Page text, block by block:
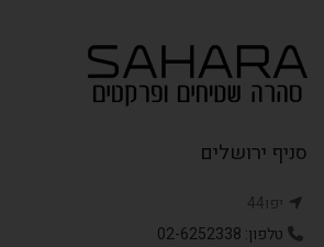
סניף ירושלים
יפו44
טלפון: 02-6252338